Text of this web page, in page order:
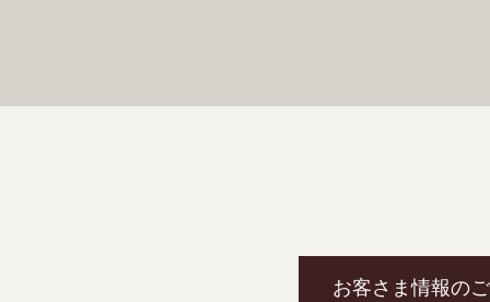
お客さま情報の